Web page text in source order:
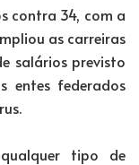
contra 34, com a
as carreiras
salários previsto
entes federados
tipo de